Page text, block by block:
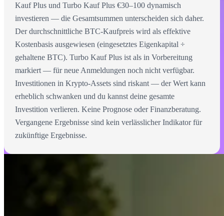
Kauf Plus und Turbo Kauf Plus €30–100 dynamisch
investieren — die Gesamtsummen unterscheiden sich daher.
Der durchschnittliche BTC-Kaufpreis wird als effektive
Kostenbasis ausgewiesen (eingesetztes Eigenkapital ÷
gehaltene BTC). Turbo Kauf Plus ist als in Vorbereitung
markiert — für neue Anmeldungen noch nicht verfügbar.
Investitionen in Krypto-Assets sind riskant — der Wert kann
erheblich schwanken und du kannst deine gesamte
Investition verlieren. Keine Prognose oder Finanzberatung.
Vergangene Ergebnisse sind kein verlässlicher Indikator für
zukünftige Ergebnisse.